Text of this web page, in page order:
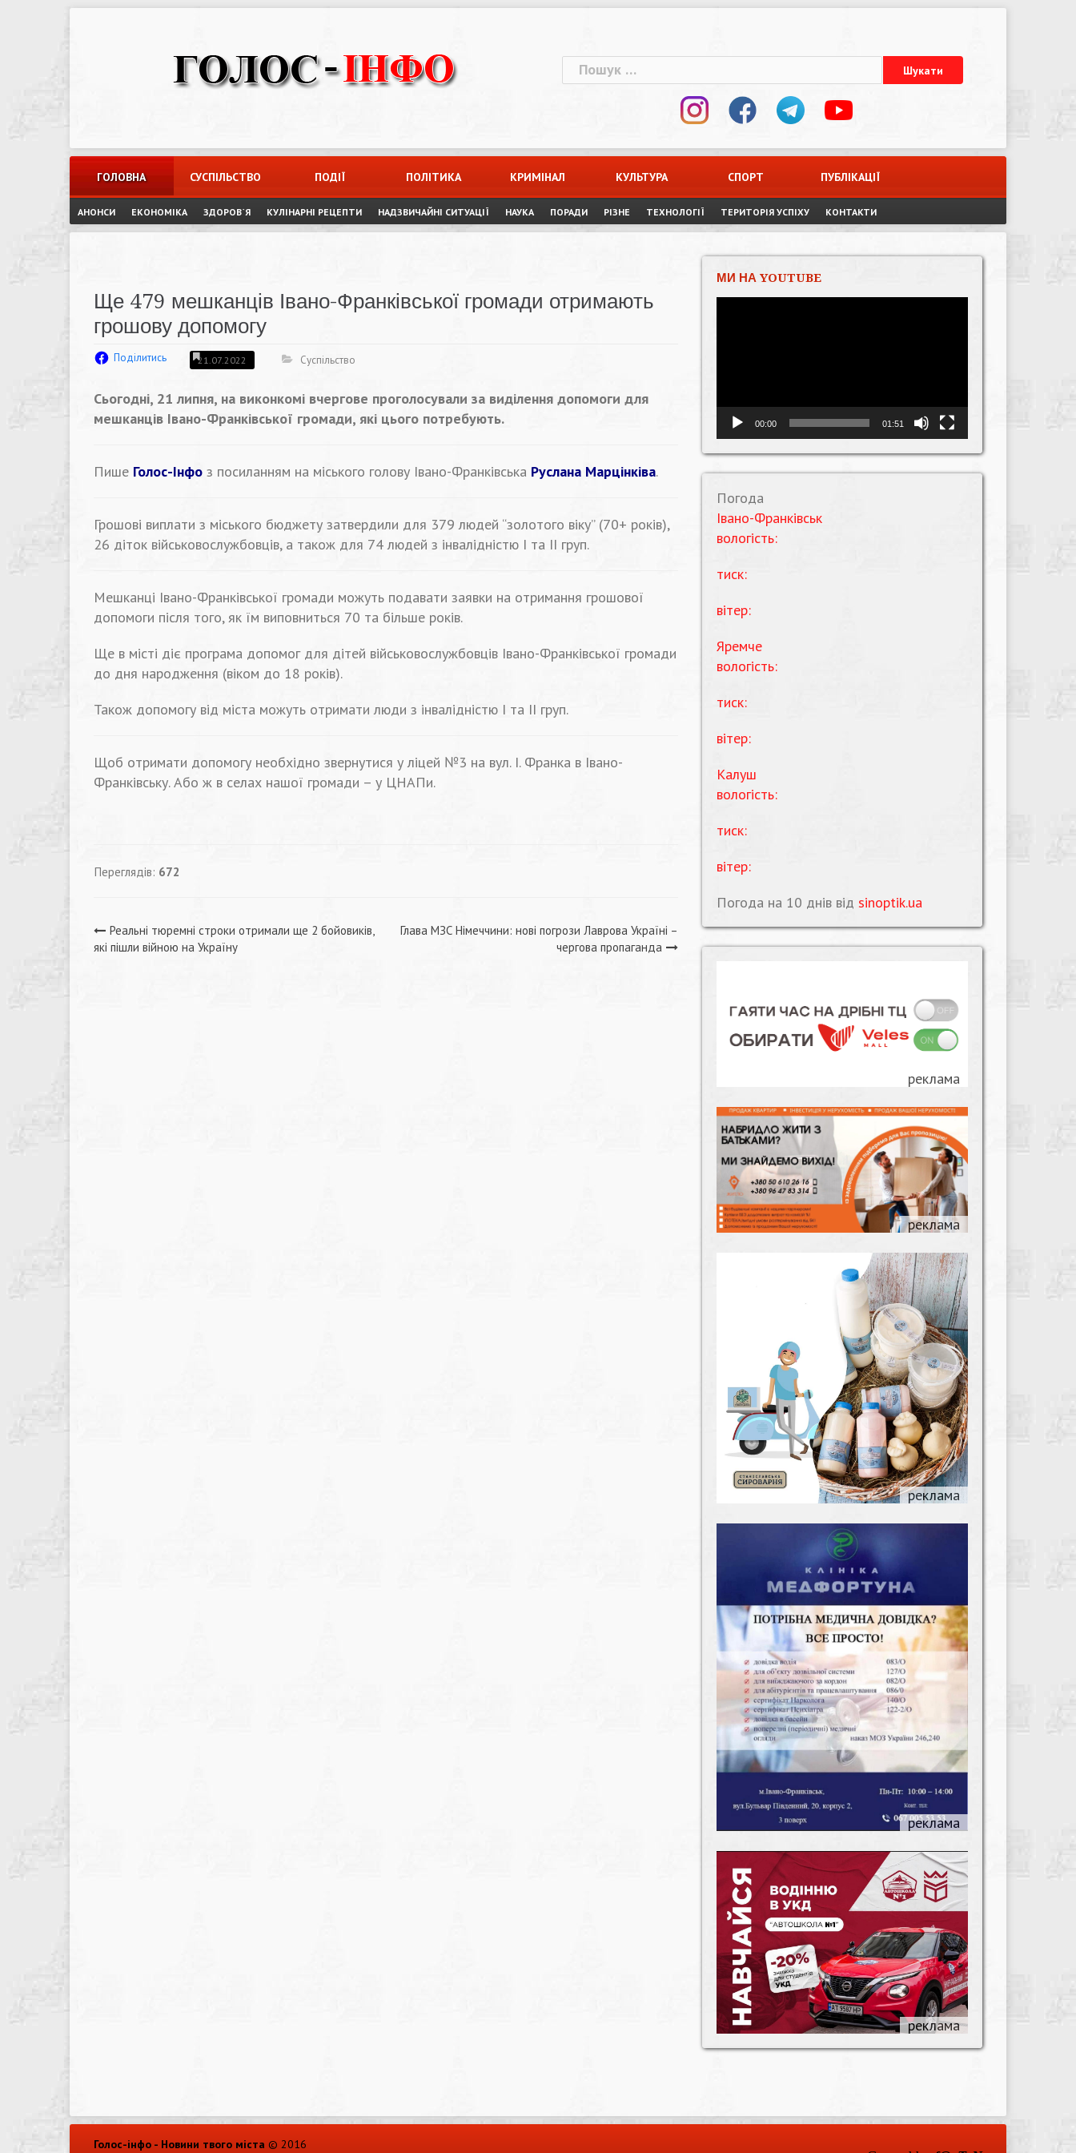
Пошук:
ГОЛОВНА СУСПІЛЬСТВО ПОДІЇ ПОЛІТИКА КРИМІНАЛ КУЛЬТУРА СПОРТ ПУБЛІКАЦІЇ
АНОНСИ ЕКОНОМІКА ЗДОРОВ`Я КУЛІНАРНІ РЕЦЕПТИ НАДЗВИЧАЙНІ СИТУАЦІЇ НАУКА ПОРАДИ РІЗНЕ ТЕХНОЛОГІЇ ТЕРИТОРІЯ УСПІХУ КОНТАКТИ
Ще 479 мешканців Івано-Франківської громади отримають
грошову допомогу
Поділитись 21.07.2022 Суспільство
Сьогодні, 21 липня, на виконкомі вчергове проголосували за виділення допомоги для
мешканців Івано-Франківської громади, які цього потребують.
Пише Голос-Інфо з посиланням на міського голову Івано-Франківська Руслана Марцінківа.
Грошові виплати з міського бюджету затвердили для 379 людей “золотого віку” (70+ років),
26 діток військовослужбовців, а також для 74 людей з інвалідністю I та II груп.
Мешканці Івано-Франківської громади можуть подавати заявки на отримання грошової
допомоги після того, як їм виповниться 70 та більше років.
Ще в місті діє програма допомог для дітей військовослужбовців Івано-Франківської громади
до дня народження (віком до 18 років).
Також допомогу від міста можуть отримати люди з інвалідністю І та ІІ груп.
Щоб отримати допомогу необхідно звернутися у ліцей №3 на вул. І. Франка в Івано-
Франківську. Або ж в селах нашої громади – у ЦНАПи.
Переглядів: 672
Навігація
Реальні тюремні строки отримали ще 2 бойовиків,
які пішли війною на Україну
Глава МЗС Німеччини: нові погрози Лаврова Україні –
чергова пропаганда
МИ НА YOUTUBE
00:00 01:51
Погода
Івано-Франківськ
вологість:
тиск:
вітер:
Яремче
вологість:
тиск:
вітер:
Калуш
вологість:
тиск:
вітер:
Погода на 10 днів від sinoptik.ua
Голос-інфо - Новини твого міста © 2016